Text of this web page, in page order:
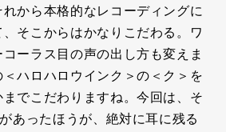
から本格的なレコーディングに
そこからはかなりこだわる。ワ
ーラス目の声の出し方も変えま
ハロハロウインク＞の＜ク＞を
でこだわりますね。今回は、そ
あったほうが、絶対に耳に残る